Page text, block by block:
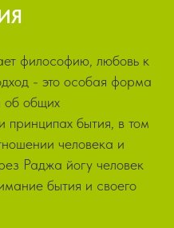
философию, любовь к
- это особая форма
об общих
принципах бытия, в том
человека и
Раджа йогу человек
бытия и своего